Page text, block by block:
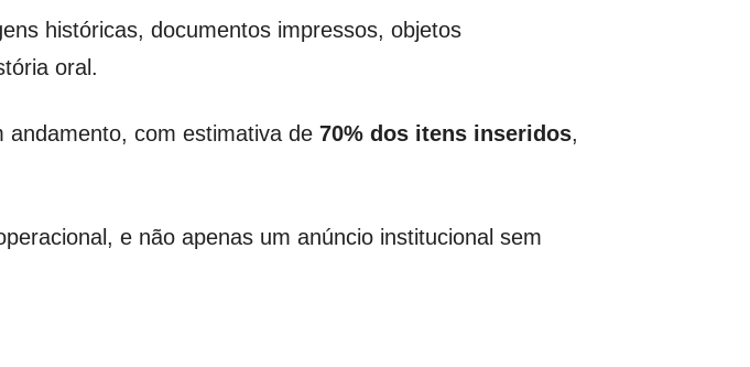
históricas, documentos impressos, objetos
oral.
com estimativa de 70% dos itens inseridos,
e não apenas um anúncio institucional sem